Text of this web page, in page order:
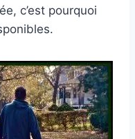
c’est pourquoi